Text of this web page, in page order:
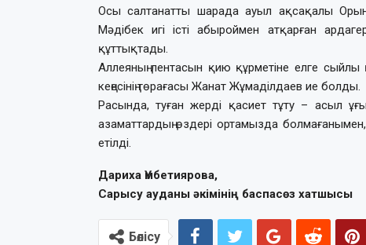
Осы салтанатты шарада ауыл ақсақалы
Мәдібек игі істі абыроймен атқарған
құттықтады.
Аллеяның лентасын қию құрметіне елге
кеңесінің төрағасы Жанат Жұмаділдаев ие болды.
Расында, туған жерді қасиет тұту – асыл
азаматтардың өздері ортамызда болмағанымен,
етілді.
Дариха Үмбетиярова,
Сарысу ауданы әкімінің баспасөз хатшысы
Бөлісу